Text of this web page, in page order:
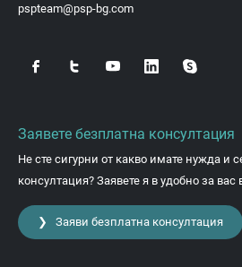
pspteam@psp-bg.com
Заявете безплатна консултация
Не сте сигурни от какво имате нужда и
консултация? Заявете я в удобно за вас
❯ Заяви безплатна консултация